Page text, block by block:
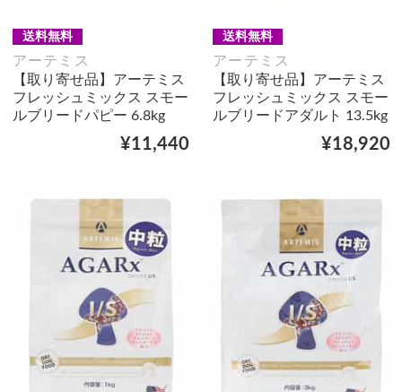
送料無料
アーテミス
【取り寄せ品】アーテミス
フレッシュミックス スモー
ルブリードパピー 6.8kg
¥11,440
送料無料
アーテミス
【取り寄せ品】アーテミス
フレッシュミックス スモー
ルブリードアダルト 13.5kg
¥18,920